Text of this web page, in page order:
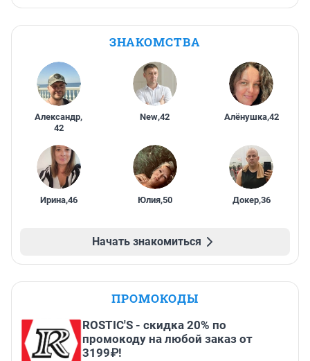
ЗНАКОМСТВА
Александр,
42
New,42 Алёнушка,42
Ирина,46 Юлия,50 Докер,36
Начать знакомиться
ПРОМОКОДЫ
ROSTIC'S - скидка 20% по
промокоду на любой заказ от
3199₽!